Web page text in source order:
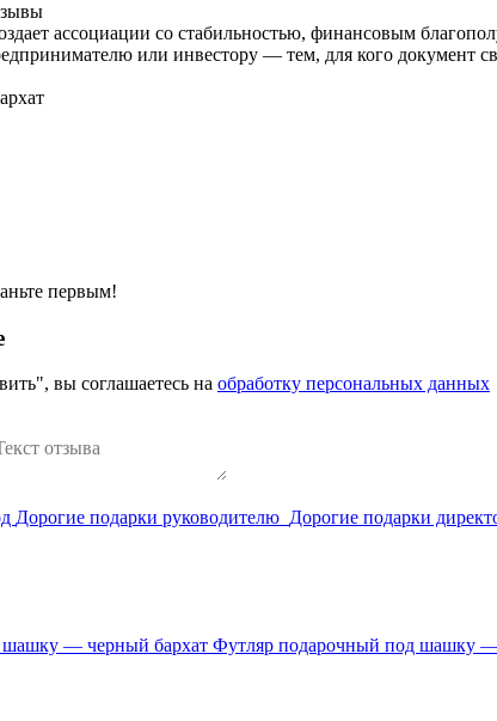
ассоциации со стабильностью, финансовым
или инвестору — тем, для кого документ
первым!
вы соглашаетесь на обработку персональных данных
Дорогие подарки руководителю Дорогие подарки
Футляр подарочный под шашку